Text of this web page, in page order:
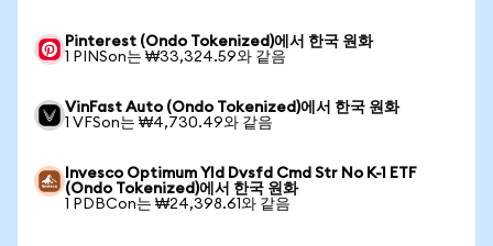
Pinterest (Ondo Tokenized)에서 한국 원화
1 PINSon는 ₩33,324.59와 같음
VinFast Auto (Ondo Tokenized)에서 한국 원화
1 VFSon는 ₩4,730.49와 같음
Invesco Optimum Yld Dvsfd Cmd Str No K-1 ETF
(Ondo Tokenized)에서 한국 원화
1 PDBCon는 ₩24,398.61와 같음